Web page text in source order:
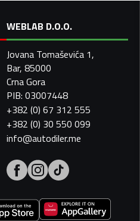
WEBLAB D.O.O.
Jovana Tomaševića 1,
Bar, 85000
Crna Gora
PIB: 03007448
+382 (0) 67 312 555
+382 (0) 30 550 099
info@autodiler.me